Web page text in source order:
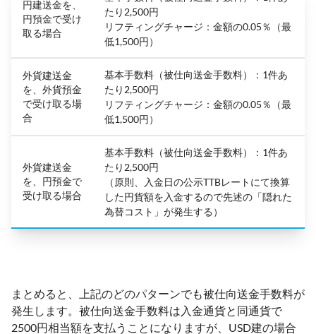
円建送金を、
円預金で受け
取る場合
たり2,500円
リフティングチャージ：金額の0.05％（最
低1,500円）
外貨建送金
を、外貨預金
で受け取る場
合
基本手数料（被仕向送金手数料）：1件あ
たり2,500円
リフティングチャージ：金額の0.05％（最
低1,500円）
外貨建送金
を、円預金で
受け取る場合
基本手数料（被仕向送金手数料）：1件あ
たり2,500円
（原則、入金日の公示TTBレートにて換算
した円貨額を入金するので先述の「隠れた
為替コスト」が発生する）
まとめると、上記のどのパターンでも被仕向送金手数料が
発生します。被仕向送金手数料は入金通貨と同通貨で
2500円相当額を支払うことになりますが、USD建の場合